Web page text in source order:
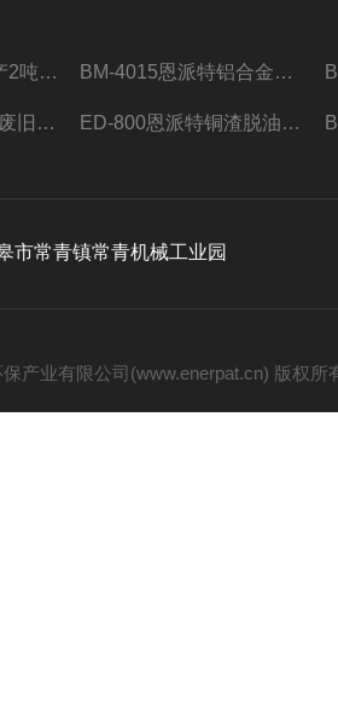
BM-6320恩派特时产2吨合金钢屑压饼机 BM-4015恩派特铝合金屑压饼机 脱油效果好
MSC-E1900恩派特废旧锂电池极片破碎处理设备 ED-800恩派特铜渣脱油机废铜屑铝屑甩油机
市常青镇常青机械工业园
保产业有限公司(www.enerpat.cn) 版权